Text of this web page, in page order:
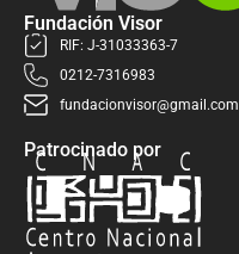
Fundación Visor
RIF: J-31033363-7
0212-7316983
fundacionvisor@gmail.com
Patrocinado por